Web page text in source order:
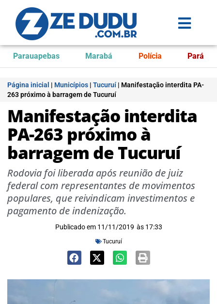
Parauapebas Marabá Polícia Pará
Página inicial | Municípios | Tucuruí | Manifestação interdita PA-
263 próximo à barragem de Tucuruí
Manifestação interdita
PA-263 próximo à
barragem de Tucuruí
Rodovia foi liberada após reunião de juiz
federal com representantes de movimentos
populares, que reivindicam investimentos e
pagamento de indenização.
Publicado em 11/11/2019 às 17:33
Tucuruí